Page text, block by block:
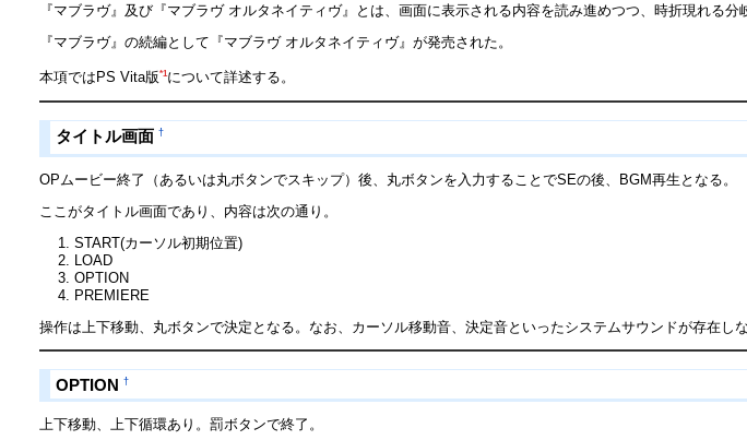
『マブラヴ』及び『マブラヴ オルタネイティヴ』とは、画面に表示される内容を読み進めつつ、時折現れる
『マブラヴ』の続編として『マブラヴ オルタネイティヴ』が発売された。
本項ではPS Vita版*1について詳述する。
タイトル画面 †
OPムービー終了（あるいは丸ボタンでスキップ）後、丸ボタンを入力することでSEの後、BGM再生となる。
ここがタイトル画面であり、内容は次の通り。
START(カーソル初期位置)
LOAD
OPTION
PREMIERE
操作は上下移動、丸ボタンで決定となる。なお、カーソル移動音、決定音といったシステムサウンドが存在し
OPTION †
上下移動、上下循環あり。罰ボタンで終了。